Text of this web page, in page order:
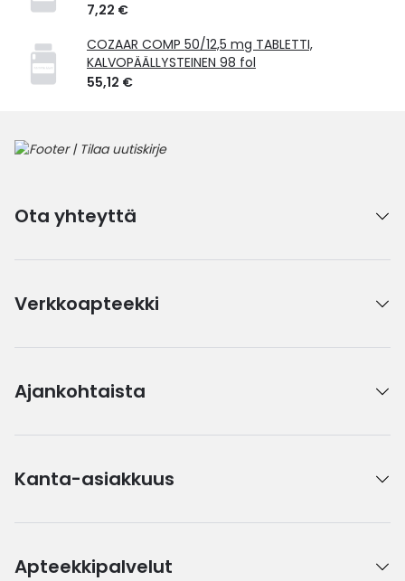
7,22 €
COZAAR COMP 50/12,5 mg TABLETTI,
KALVOPÄÄLLYSTEINEN 98 fol
55,12 €
Ota yhteyttä
Verkkoapteekki
Ajankohtaista
Kanta-asiakkuus
Apteekkipalvelut